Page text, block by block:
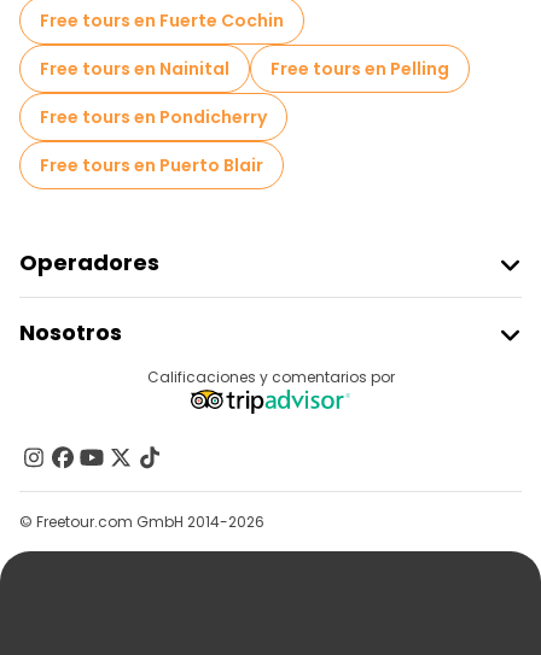
Free tours cerca Chandni Chowk Market
Free tours cerca Gurudwara Sis Ganj Sahib
Free tours en Fuerte Cochin
Free tours en Nainital
Free tours en Pelling
Free tours en Pondicherry
Free tours en Puerto Blair
Operadores
Acceder Como Proveedor
Programa De Afiliados
Nosotros
Contacto
Grupos
Ayuda
Calificaciones y comentarios por
© Freetour.com GmbH 2014-2026